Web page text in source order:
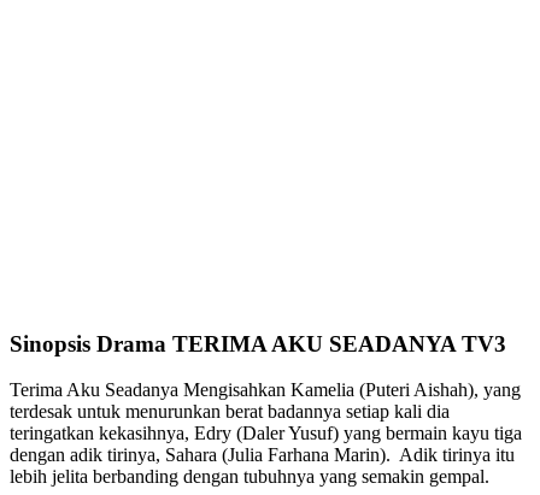
Sinopsis Drama TERIMA AKU SEADANYA TV3
Terima Aku Seadanya Mengisahkan Kamelia (Puteri Aishah), yang
terdesak untuk menurunkan berat badannya setiap kali dia
teringatkan kekasihnya, Edry (Daler Yusuf) yang bermain kayu tiga
dengan adik tirinya, Sahara (Julia Farhana Marin). Adik tirinya itu
lebih jelita berbanding dengan tubuhnya yang semakin gempal.